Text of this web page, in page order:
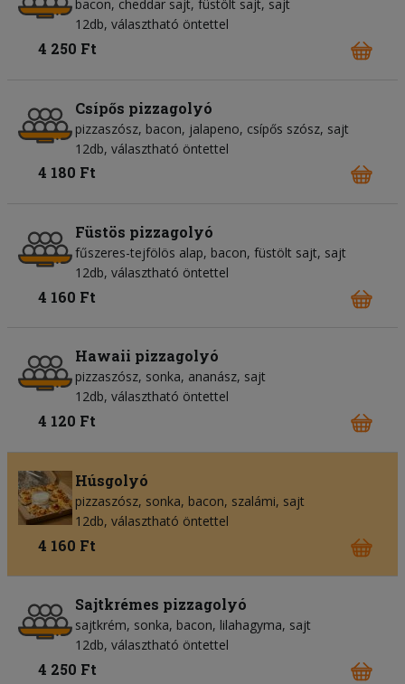
bacon cheddar sajt füstölt sajt sajt
12db, választható öntettel
4 250 Ft
Csípős pizzagolyó
pizzaszósz bacon jalapeno csípős szósz sajt
12db, választható öntettel
4 180 Ft
Füstös pizzagolyó
fűszeres-tejfölös alap bacon füstölt sajt sajt
12db, választható öntettel
4 160 Ft
Hawaii pizzagolyó
pizzaszósz sonka ananász sajt
12db, választható öntettel
4 120 Ft
Húsgolyó
pizzaszósz sonka bacon szalámi sajt
12db, választható öntettel
4 160 Ft
Sajtkrémes pizzagolyó
sajtkrém sonka bacon lilahagyma sajt
12db, választható öntettel
4 250 Ft